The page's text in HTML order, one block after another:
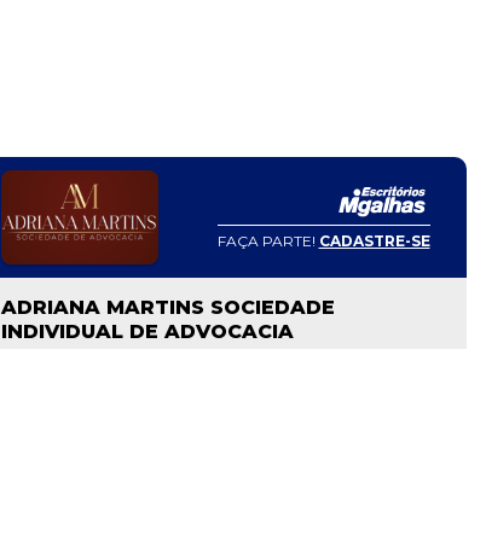
FAÇA PARTE! CADASTRE-SE
ADRIANA MARTINS SOCIEDADE
INDIVIDUAL DE ADVOCACIA